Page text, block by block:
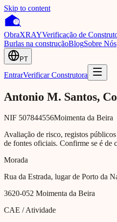
Skip to content
ObraXRAYVerificação de
Burlas na construçãoBlogSobre Nós
PT
EntrarVerificar Construtora
Antonio M. Santos,
NIF 507844556Moimenta da Beira
Avaliação de risco, registos
de fontes oficiais. Confirme se é de
Morada
Rua da Estrada, lugar de Porto da
3620-052 Moimenta da Beira
CAE / Atividade